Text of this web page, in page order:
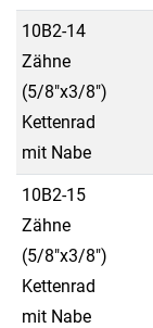
10B2-14
Zähne
(5/8"x3/8")
Kettenrad
mit Nabe
10B2-15
Zähne
(5/8"x3/8")
Kettenrad
mit Nabe